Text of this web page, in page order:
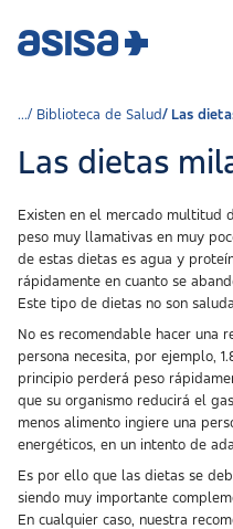
Biblioteca de Salud Las
Las dietas
Existen en el mercado multitud
peso muy llamativas en muy
de estas dietas es agua y
rápidamente en cuanto se
Este tipo de dietas no son
No es recomendable hacer una
persona necesita, por ejemplo,
principio perderá peso
que su organismo reducirá el
menos alimento ingiere una
energéticos, en un intento de
Es por ello que las dietas se
siendo muy importante
En cualquier caso, nuestra